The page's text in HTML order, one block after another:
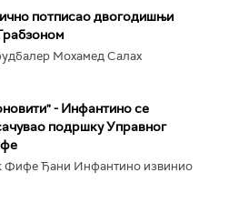
потписао двогодишњи
Мохамед Салах
- Инфантино се
подршку Управног
Фифе Ђани Инфантино извинио